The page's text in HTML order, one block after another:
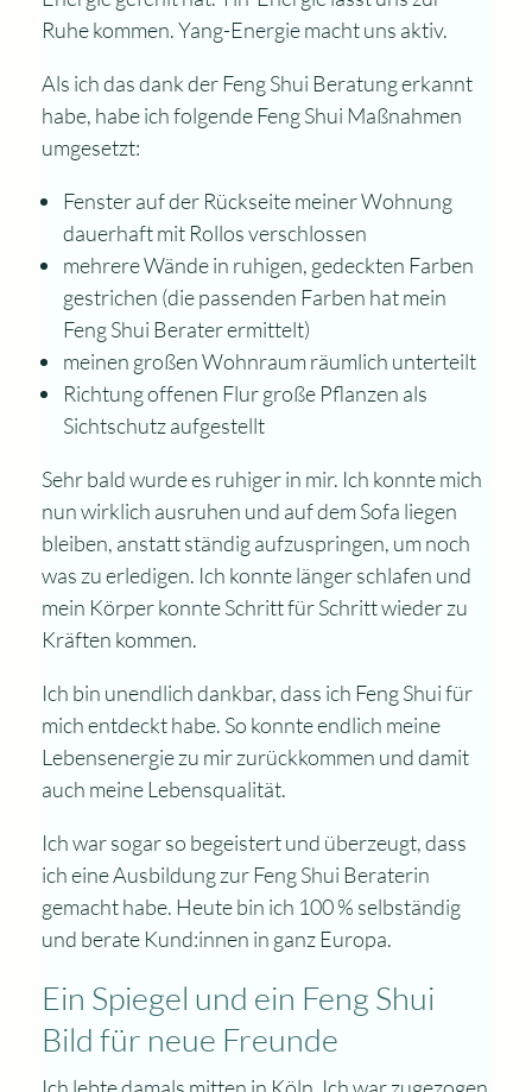
Ruhe kommen. Yang-Energie macht uns aktiv.
Als ich das dank der Feng Shui Beratung erkannt
habe, habe ich folgende Feng Shui Maßnahmen
umgesetzt:
Fenster auf der Rückseite meiner Wohnung
dauerhaft mit Rollos verschlossen
mehrere Wände in ruhigen, gedeckten Farben
gestrichen (die passenden Farben hat mein
Feng Shui Berater ermittelt)
meinen großen Wohnraum räumlich unterteilt
Richtung offenen Flur große Pflanzen als
Sichtschutz aufgestellt
Sehr bald wurde es ruhiger in mir. Ich konnte mich
nun wirklich ausruhen und auf dem Sofa liegen
bleiben, anstatt ständig aufzuspringen, um noch
was zu erledigen. Ich konnte länger schlafen und
mein Körper konnte Schritt für Schritt wieder zu
Kräften kommen.
Ich bin unendlich dankbar, dass ich Feng Shui für
mich entdeckt habe. So konnte endlich meine
Lebensenergie zu mir zurückkommen und damit
auch meine Lebensqualität.
Ich war sogar so begeistert und überzeugt, dass
ich eine Ausbildung zur Feng Shui Beraterin
gemacht habe. Heute bin ich 100 % selbständig
und berate Kund:innen in ganz Europa.
Ein Spiegel und ein Feng Shui
Bild für neue Freunde